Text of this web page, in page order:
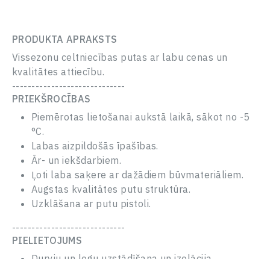
PRODUKTA APRAKSTS
Vissezonu celtniecības putas ar labu cenas un
kvalitātes attiecību.
-----------------------------
PRIEKŠROCĪBAS
Piemērotas lietošanai aukstā laikā, sākot no -5
°C.
Labas aizpildošās īpašības.
Ār- un iekšdarbiem.
Ļoti laba saķere ar dažādiem būvmateriāliem.
Augstas kvalitātes putu struktūra.
Uzklāšana ar putu pistoli.
-----------------------------
PIELIETOJUMS